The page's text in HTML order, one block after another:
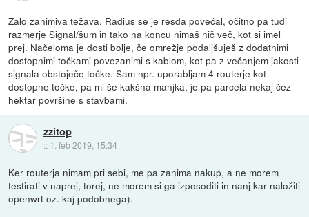
Zalo zanimiva težava. Radius se je resda povečal, očitno pa tudi
razmerje Signal/šum in tako na koncu nimaš nič več, kot si imel
prej. Načeloma je dosti bolje, če omrežje podaljšuješ z dodatnimi
dostopnimi točkami povezanimi s kablom, kot pa z večanjem jakosti
signala obstoječe točke. Sam npr. uporabljam 4 routerje kot
dostopne točke, pa mi še kakšna manjka, je pa parcela nekaj čez
hektar površine s stavbami.
zzitop
:: 1. feb 2019, 15:34
Ker routerja nimam pri sebi, me pa zanima nakup, a ne morem
testirati v naprej, torej, ne morem si ga izposoditi in nanj kar naložiti
openwrt oz. kaj podobnega).